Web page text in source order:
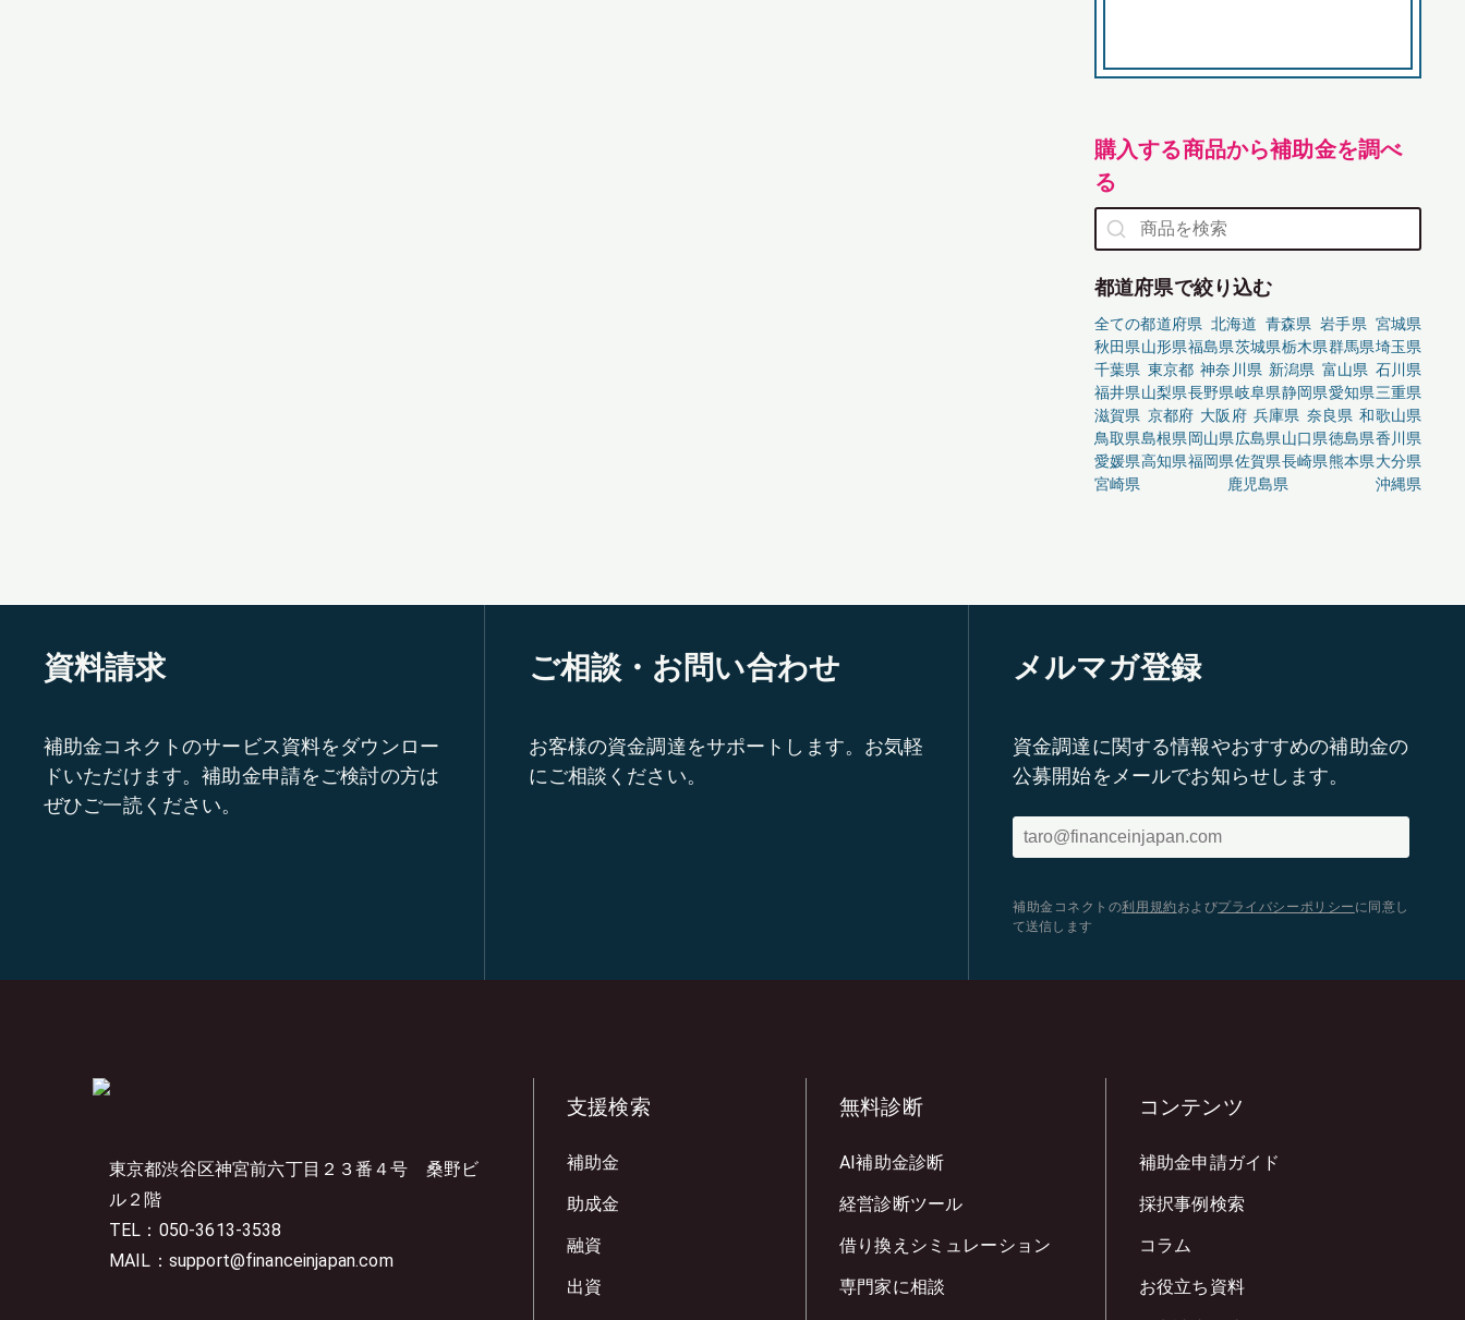
購入する商品から補助金を調べ
る
都道府県で絞り込む
全ての都道府県 北海道 青森県 岩手県 宮城県
秋田県山形県福島県茨城県栃木県群馬県埼玉県
千葉県 東京都 神奈川県 新潟県 富山県 石川県
福井県山梨県長野県岐阜県静岡県愛知県三重県
滋賀県 京都府 大阪府 兵庫県 奈良県 和歌山県
鳥取県島根県岡山県広島県山口県徳島県香川県
愛媛県高知県福岡県佐賀県長崎県熊本県大分県
宮崎県
鹿児島県 沖縄県
資料請求
補助金コネクトのサービス資料をダウンロー
ドいただけます。補助金申請をご検討の方は
ぜひご一読ください。
ご相談・お問い合わせ
お客様の資金調達をサポートします。お気軽
にご相談ください。
メルマガ登録
資金調達に関する情報やおすすめの補助金の
公募開始をメールでお知らせします。
補助金コネクトの利用規約 およびプライバシーポリシー に同意し
て送信します
東京都渋谷区神宮前六丁目２３番４号 桑野ビ
ル２階
TEL：050-3613-3538
MAIL：support@financeinjapan.com
支援検索
補助金
助成金
融資
出資
無料診断
AI補助金診断
経営診断ツール
借り換えシミュレーション
専門家に相談
コンテンツ
補助金申請ガイド
採択事例検索
コラム
お役立ち資料